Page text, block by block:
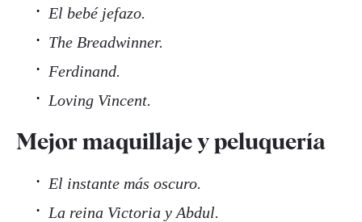
El bebé jefazo.
The Breadwinner.
Ferdinand.
Loving Vincent.
Mejor maquillaje y peluquería
El instante más oscuro.
La reina Victoria y Abdul.